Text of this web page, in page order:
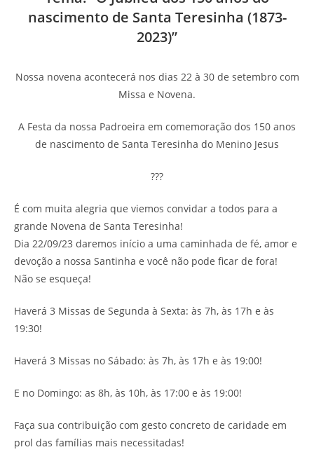
nascimento de Santa Teresinha (1873-
2023)”
Nossa novena acontecerá nos dias 22 à 30 de setembro com
Missa e Novena.
A Festa da nossa Padroeira em comemoração dos 150 anos
de nascimento de Santa Teresinha do Menino Jesus
???
É com muita alegria que viemos convidar a todos para a
grande Novena de Santa Teresinha!
Dia 22/09/23 daremos início a uma caminhada de fé, amor e
devoção a nossa Santinha e você não pode ficar de fora!
Não se esqueça!
Haverá 3 Missas de Segunda à Sexta: às 7h, às 17h e às
19:30!
Haverá 3 Missas no Sábado: às 7h, às 17h e às 19:00!
E no Domingo: as 8h, às 10h, às 17:00 e às 19:00!
Faça sua contribuição com gesto concreto de caridade em
prol das famílias mais necessitadas!